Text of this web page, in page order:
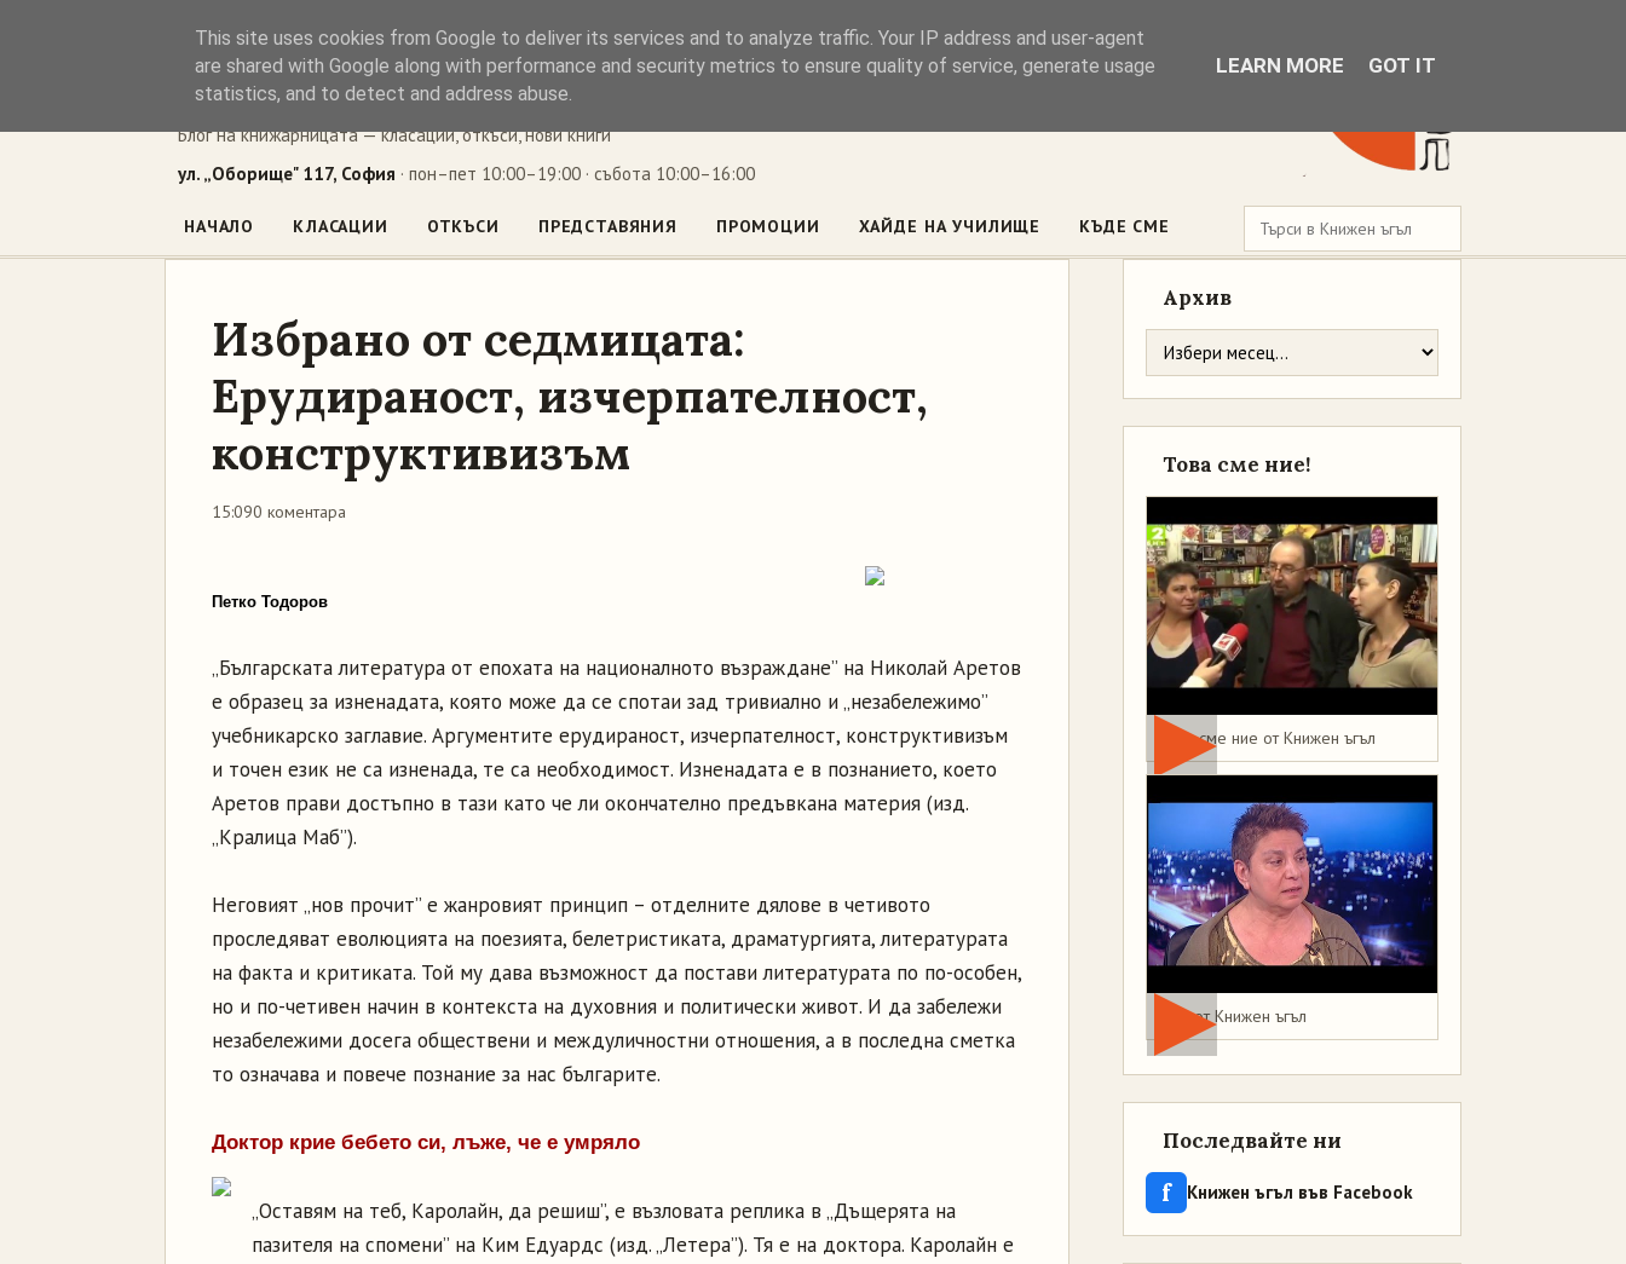
Книжен ъгъл
Блог на книжарницата — класации, откъси, нови книги
ул. „Оборище" 117, София · пон–пет 10:00–19:00 · събота 10:00–16:00
НАЧАЛО КЛАСАЦИИ ОТКЪСИ ПРЕДСТАВЯНИЯ ПРОМОЦИИ ХАЙДЕ НА УЧИЛИЩЕ КЪДЕ СМЕ
Избрано от седмицата:
Ерудираност, изчерпателност,
конструктивизъм
15:090 коментара
Петко Тодоров
„Българската литература от епохата на националното възраждане” на Николай Аретов
е образец за изненадата, която може да се спотаи зад тривиално и „незабележимо”
учебникарско заглавие. Аргументите ерудираност, изчерпателност, конструктивизъм
и точен език не са изненада, те са необходимост. Изненадата е в познанието, което
Аретов прави достъпно в тази като че ли окончателно предъвкана материя (изд.
„Кралица Маб”).
Неговият „нов прочит” е жанровият принцип – отделните дялове в четивото
проследяват еволюцията на поезията, белетристиката, драматургията, литературата
на факта и критиката. Той му дава възможност да постави литературата по по-особен,
но и по-четивен начин в контекста на духовния и политически живот. И да забележи
незабележими досега обществени и междуличностни отношения, а в последна сметка
то означава и повече познание за нас българите.
Доктор крие бебето си, лъже, че е умряло
„Оставям на теб, Каролайн, да решиш”, е възловата реплика в „Дъщерята на
пазителя на спомени” на Ким Едуардс (изд. „Летера”). Тя е на доктора. Каролайн е
Архив
Това сме ние!
Това сме ние от Книжен ъгъл
Мая от Книжен ъгъл
Последвайте ни
f Книжен ъгъл във Facebook
This site uses cookies from Google to deliver its services and to analyze traffic. Your IP address and user-agent
are shared with Google along with performance and security metrics to ensure quality of service, generate usage
statistics, and to detect and address abuse.
LEARN MORE GOT IT